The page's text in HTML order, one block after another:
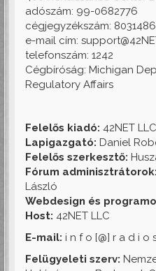
adószám: 99-0682776
cégjegyzékszám:
e-mail cím:
telefonszám: 1242
Cégbíróság: Michigan
Regulatory Affairs
Felelős kiadó: 42NET LLC
Lapigazgató: Daniel
Felelős szerkesztő:
Fórum adminisztrátorok:
László
Webdesign és
Host: 42NET LLC
E-mail: i n f o [@] r a d i o
Felügyeleti szerv: